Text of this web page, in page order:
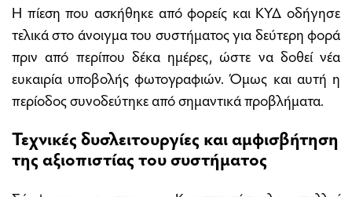
Η πίεση που ασκήθηκε από φορείς και ΚΥΔ οδήγησε
τελικά στο άνοιγμα του συστήματος για δεύτερη φορά
πριν από περίπου δέκα ημέρες, ώστε να δοθεί νέα
ευκαιρία υποβολής φωτογραφιών. Όμως και αυτή η
περίοδος συνοδεύτηκε από σημαντικά προβλήματα.
Τεχνικές δυσλειτουργίες και αμφισβήτηση
της αξιοπιστίας του συστήματος